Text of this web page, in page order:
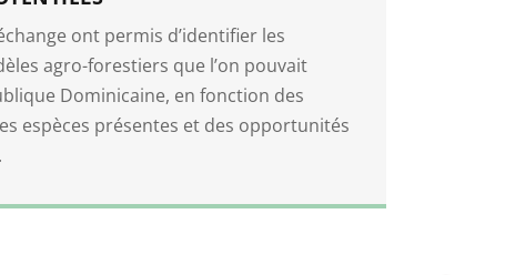
ont permis d’identifier les
agro-forestiers que l’on pouvait
Dominicaine, en fonction des
espèces présentes et des opportunités